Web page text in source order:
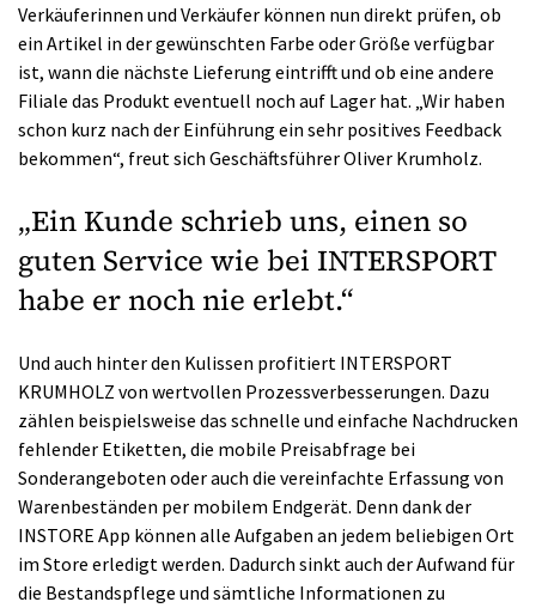
Verkäuferinnen und Verkäufer können nun direkt prüfen, ob
ein Artikel in der gewünschten Farbe oder Größe verfügbar
ist, wann die nächste Lieferung eintrifft und ob eine andere
Filiale das Produkt eventuell noch auf Lager hat. „Wir haben
schon kurz nach der Einführung ein sehr positives Feedback
bekommen“, freut sich Geschäftsführer Oliver Krumholz.
„Ein Kunde schrieb uns, einen so
guten Service wie bei INTERSPORT
habe er noch nie erlebt.“
Und auch hinter den Kulissen profitiert INTERSPORT
KRUMHOLZ von wertvollen Prozessverbesserungen. Dazu
zählen beispielsweise das schnelle und einfache Nachdrucken
fehlender Etiketten, die mobile Preisabfrage bei
Sonderangeboten oder auch die vereinfachte Erfassung von
Warenbeständen per mobilem Endgerät. Denn dank der
INSTORE App können alle Aufgaben an jedem beliebigen Ort
im Store erledigt werden. Dadurch sinkt auch der Aufwand für
die Bestandspflege und sämtliche Informationen zu